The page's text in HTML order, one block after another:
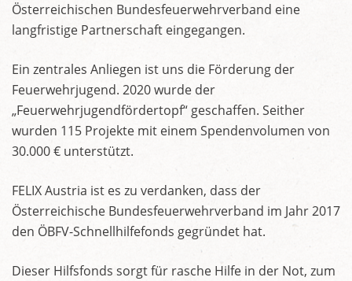
Österreichischen Bundesfeuerwehrverband eine
langfristige Partnerschaft eingegangen.
Ein zentrales Anliegen ist uns die Förderung der
Feuerwehrjugend. 2020 wurde der
„Feuerwehrjugendfördertopf“ geschaffen. Seither
wurden 115 Projekte mit einem Spendenvolumen von
30.000 € unterstützt.
FELIX Austria ist es zu verdanken, dass der
Österreichische Bundesfeuerwehrverband im Jahr 2017
den ÖBFV-Schnellhilfefonds gegründet hat.
Dieser Hilfsfonds sorgt für rasche Hilfe in der Not, zum